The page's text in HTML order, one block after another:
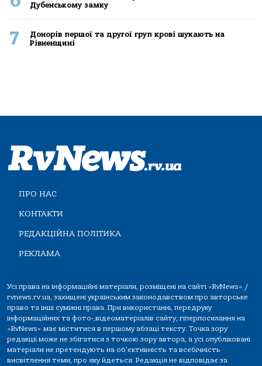
Дубенському замку
7
Донорів першої та другої груп крові шукають на
Рівненщині
ПРО НАС
КОНТАКТИ
РЕДАКЦІЙНА ПОЛІТИКА
РЕКЛАМА
Усі права на інформаційні матеріали, розміщені на сайті «RvNews» /
rvnews.rv.ua, захищені українським законодавством про авторське
право та інші суміжні права. При використанні, передруку
інформаційних та фото-,відеоматеріалів сайту, гіперпосилання на
«RvNews» має міститися в першому абзаці тексту. Точка зору
редакції може не збігатися з точкою зору автора, а усі опубліковані
матеріали не претендують на об'єктивність та всебічність
висвітлення теми, про яку йдеться. Редакція не відповідає за